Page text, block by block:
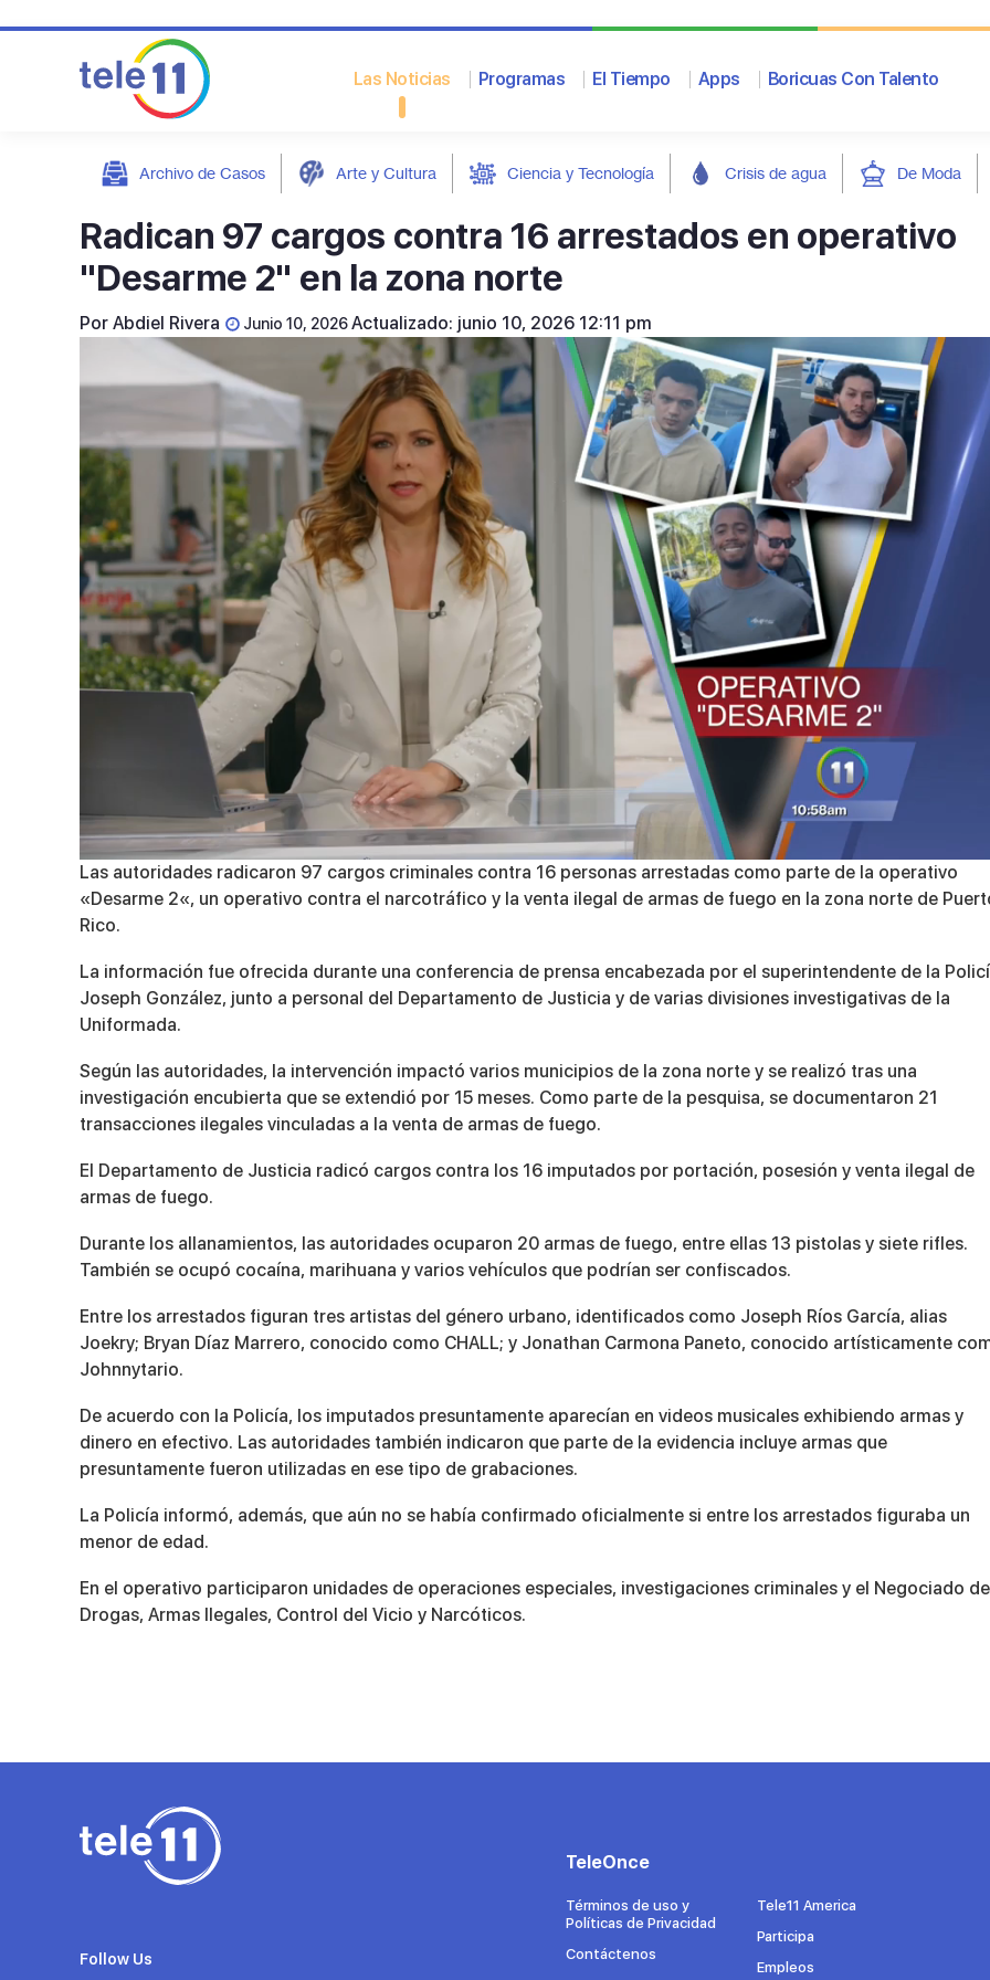
Las Noticias Programas El Tiempo Apps Boricuas Con Talento
Archivo de Casos Arte y Cultura Ciencia y Tecnología Crisis de agua De Moda
Radican 97 cargos contra 16 arrestados en operativo
"Desarme 2" en la zona norte
Por Abdiel Rivera Junio 10, 2026Actualizado: junio 10, 2026 12:11 pm
0
of
4
minutes,
16
90%
Las autoridades radicaron 97 cargos criminales contra 16 personas arrestadas como parte de la operativo
«Desarme 2«, un operativo contra el narcotráfico y la venta ilegal de armas de fuego en la zona norte de
Rico.
La información fue ofrecida durante una conferencia de prensa encabezada por el superintendente de la
Joseph González, junto a personal del Departamento de Justicia y de varias divisiones investigativas de la
Uniformada.
Según las autoridades, la intervención impactó varios municipios de la zona norte y se realizó tras una
investigación encubierta que se extendió por 15 meses. Como parte de la pesquisa, se documentaron 21
transacciones ilegales vinculadas a la venta de armas de fuego.
El Departamento de Justicia radicó cargos contra los 16 imputados por portación, posesión y venta ilegal de
armas de fuego.
Durante los allanamientos, las autoridades ocuparon 20 armas de fuego, entre ellas 13 pistolas y siete rifles.
También se ocupó cocaína, marihuana y varios vehículos que podrían ser confiscados.
Entre los arrestados figuran tres artistas del género urbano, identificados como Joseph Ríos García, alias
Joekry; Bryan Díaz Marrero, conocido como CHALL; y Jonathan Carmona Paneto, conocido artísticamente
Johnnytario.
De acuerdo con la Policía, los imputados presuntamente aparecían en videos musicales exhibiendo armas y
dinero en efectivo. Las autoridades también indicaron que parte de la evidencia incluye armas que
presuntamente fueron utilizadas en ese tipo de grabaciones.
La Policía informó, además, que aún no se había confirmado oficialmente si entre los arrestados figuraba un
menor de edad.
En el operativo participaron unidades de operaciones especiales, investigaciones criminales y el Negociado de
Drogas, Armas Ilegales, Control del Vicio y Narcóticos.
Follow Us
TeleOnce
Términos de uso y
Políticas de Privacidad
Contáctenos
Tele11 America
Participa
Empleos